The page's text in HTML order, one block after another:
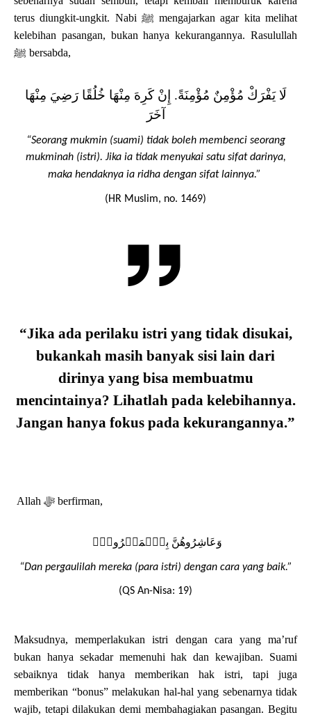
terus diungkit-ungkit. Nabi ﷺ mengajarkan agar kita melihat
kelebihan pasangan, bukan hanya kekurangannya. Rasulullah
ﷺ bersabda,
‌لَا ‌يَفْرَكْ ‌مُؤْمِنٌ ‌مُؤْمِنَةً. إِنْ كَرِهَ مِنْهَا خُلُقًا رَضِيَ مِنْهَا
آخَرَ
“Seorang mukmin (suami) tidak boleh membenci seorang
mukminah (istri). Jika ia tidak menyukai satu sifat darinya,
maka hendaknya ia ridha dengan sifat lainnya.”
(HR Muslim, no. 1469)
“Jika ada perilaku istri yang tidak disukai,
bukankah masih banyak sisi lain dari
dirinya yang bisa membuatmu
mencintainya? Lihatlah pada kelebihannya.
Jangan hanya fokus pada kekurangannya.”
Allah ﷻ berfirman,
وَعَاشِرُوهُنَّ بِٱلۡمَعۡرُوفِۚ
“Dan pergaulilah mereka (para istri) dengan cara yang baik.”
(QS An-Nisa: 19)
Maksudnya, memperlakukan istri dengan cara yang ma’ruf
bukan hanya sekadar memenuhi hak dan kewajiban. Suami
sebaiknya tidak hanya memberikan hak istri, tapi juga
memberikan “bonus” melakukan hal-hal yang sebenarnya tidak
wajib, tetapi dilakukan demi membahagiakan pasangan. Begitu